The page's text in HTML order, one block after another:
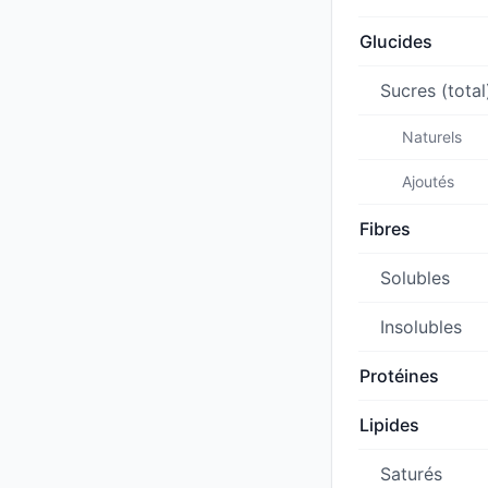
Glucides
Sucres
Naturels
Ajoutés
Fibres
Solubles
Insolubles
Protéines
Lipides
Saturés